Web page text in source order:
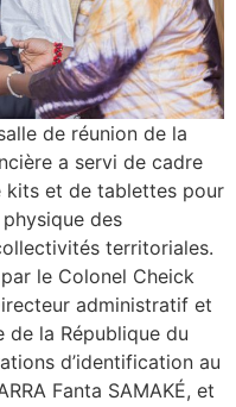
de réunion de la
a servi de cadre
kits et de tablettes pour
des
territoriales.
le Colonel Cheick
administratif et
de la République du
d’identification au
Fanta SAMAKÉ, et